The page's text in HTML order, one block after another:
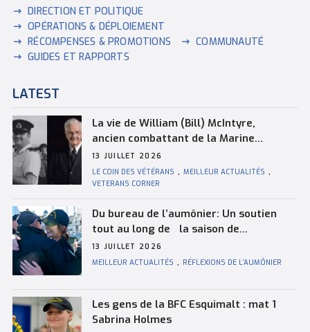
DIRECTION ET POLITIQUE
OPÉRATIONS & DÉPLOIEMENT
RÉCOMPENSES & PROMOTIONS
COMMUNAUTÉ
GUIDES ET RAPPORTS
LATEST
La vie de William (Bill) McIntyre,
ancien combattant de la Marine
royale canadienne
13 JUILLET 2026
LE COIN DES VÉTÉRANS ,MEILLEUR ACTUALITÉS ,
VETERANS CORNER
Du bureau de l’aumônier: Un soutien
tout au long de la saison de
navigation
13 JUILLET 2026
MEILLEUR ACTUALITÉS , RÉFLEXIONS DE L’AUMÔNIER
Les gens de la BFC Esquimalt : mat 1
Sabrina Holmes